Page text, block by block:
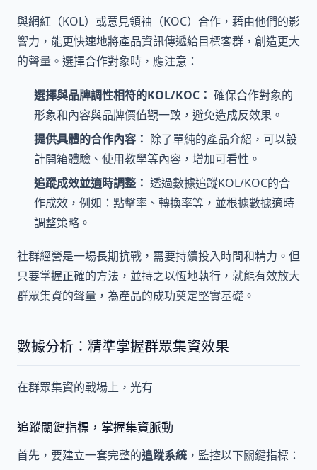
與網紅（KOL）或意見領袖（KOC）合作，藉由他們的影
響力，能更快速地將產品資訊傳遞給目標客群，創造更大
的聲量。選擇合作對象時，應注意：
選擇與品牌調性相符的KOL/KOC： 確保合作對象的
形象和內容與品牌價值觀一致，避免造成反效果。
提供具體的合作內容： 除了單純的產品介紹，可以設
計開箱體驗、使用教學等內容，增加可看性。
追蹤成效並適時調整： 透過數據追蹤KOL/KOC的合
作成效，例如：點擊率、轉換率等，並根據數據適時
調整策略。
社群經營是一場長期抗戰，需要持續投入時間和精力。但
只要掌握正確的方法，並持之以恆地執行，就能有效放大
群眾集資的聲量，為產品的成功奠定堅實基礎。
數據分析：精準掌握群眾集資效果
在群眾集資的戰場上，光有
追蹤關鍵指標，掌握集資脈動
首先，要建立一套完整的追蹤系統 ，監控以下關鍵指標：